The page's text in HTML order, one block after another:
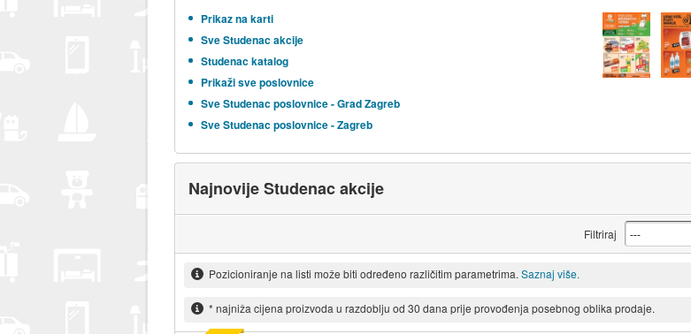
Prikaz na karti
Sve Studenac akcije
Studenac katalog
Prikaži sve poslovnice
Sve Studenac poslovnice - Grad Zagreb
Sve Studenac poslovnice - Zagreb
Najnovije Studenac akcije
Filtriraj
Pozicioniranje na listi može biti određeno različitim parametrima. Saznaj više.
* najniža cijena proizvoda u razdoblju od 30 dana prije provođenja posebnog oblika prodaje.